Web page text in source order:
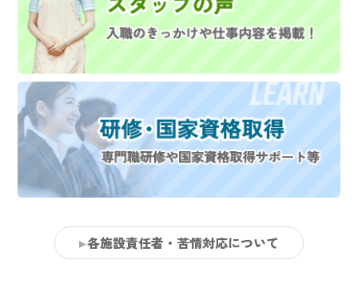
各施設責任者・苦情対応について